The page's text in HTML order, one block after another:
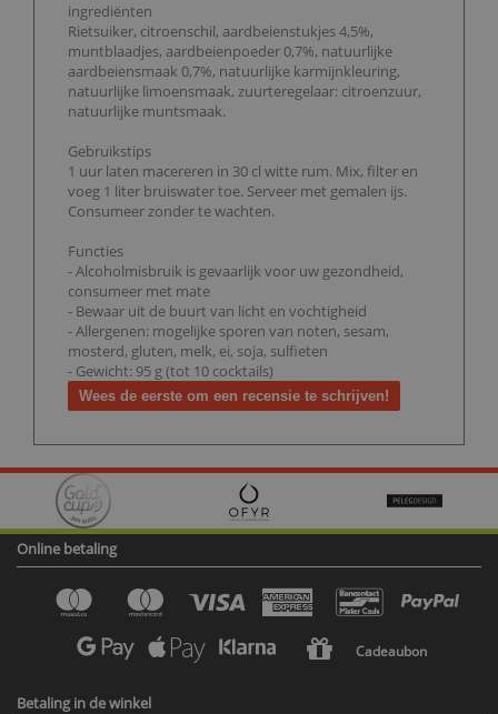
ingrediënten
Rietsuiker, citroenschil, aardbeienstukjes 4,5%,
muntblaadjes, aardbeienpoeder 0,7%, natuurlijke
aardbeiensmaak 0,7%, natuurlijke karmijnkleuring,
natuurlijke limoensmaak, zuurteregelaar: citroenzuur,
natuurlijke muntsmaak.
Gebruikstips
1 uur laten macereren in 30 cl witte rum. Mix, filter en
voeg 1 liter bruiswater toe. Serveer met gemalen ijs.
Consumeer zonder te wachten.
Functies
- Alcoholmisbruik is gevaarlijk voor uw gezondheid,
consumeer met mate
- Bewaar uit de buurt van licht en vochtigheid
- Allergenen: mogelijke sporen van noten, sesam,
mosterd, gluten, melk, ei, soja, sulfieten
- Gewicht: 95 g (tot 10 cocktails)
Wees de eerste om een recensie te schrijven!
Online betaling
Cadeaubon
Betaling in de winkel